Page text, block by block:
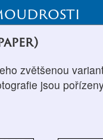
zvětšenou
jsou